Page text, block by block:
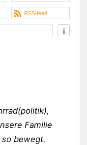
RSS-feed
Familie
bewegt.